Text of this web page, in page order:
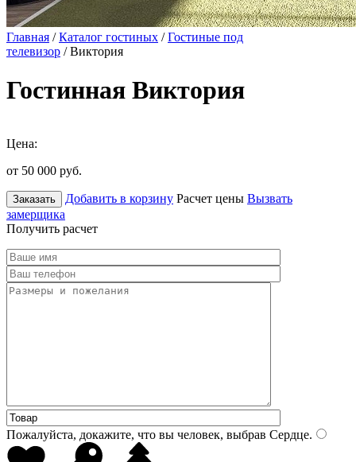
Главная /Каталог гостиных /Гостиные под
телевизор / Виктория
Гостинная Виктория
Цена:
от 50 000 руб.
Заказать Добавить в корзину Расчет цены Вызвать
замерщика
Получить расчет
Пожалуйста, докажите, что вы человек, выбрав Сердце.